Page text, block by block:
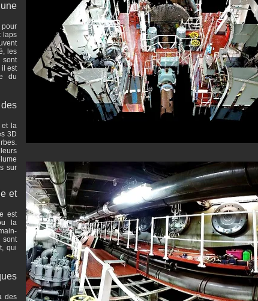
pour
laps
les
il est
du
et la
3D
sur
et
est
la
sont
qui
des